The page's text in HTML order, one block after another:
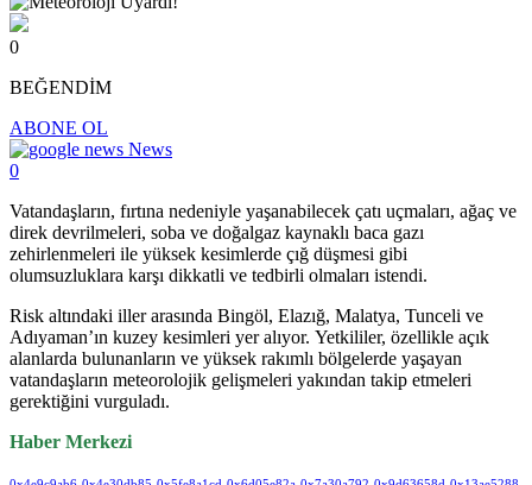
0
BEĞENDİM
ABONE OL
News
0
Vatandaşların, fırtına nedeniyle yaşanabilecek çatı uçmaları, ağaç ve
direk devrilmeleri, soba ve doğalgaz kaynaklı baca gazı
zehirlenmeleri ile yüksek kesimlerde çığ düşmesi gibi
olumsuzluklara karşı dikkatli ve tedbirli olmaları istendi.
Risk altındaki iller arasında Bingöl, Elazığ, Malatya, Tunceli ve
Adıyaman’ın kuzey kesimleri yer alıyor. Yetkililer, özellikle açık
alanlarda bulunanların ve yüksek rakımlı bölgelerde yaşayan
vatandaşların meteorolojik gelişmeleri yakından takip etmeleri
gerektiğini vurguladı.
Haber Merkezi